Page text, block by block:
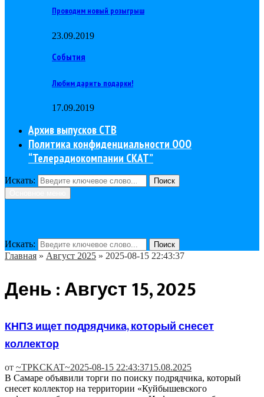
Проводим новый розыгрыш
23.09.2019
События
Любим дарить подарки!
17.09.2019
Архив выпусков СТВ
Политика конфиденциальности ООО
“Телерадиокомпании СКАТ”
Искать:
Поиск
Искать: Поиск
Главная » Август 2025 » 2025-08-15 22:43:37
День : Август 15, 2025
КНПЗ ищет подрядчика, который снесет
коллектор
от ~TPKCKAT~2025-08-15 22:43:3715.08.2025
В Самаре объявили торги по поиску подрядчика, который
снесет коллектор на территории «Куйбышевского